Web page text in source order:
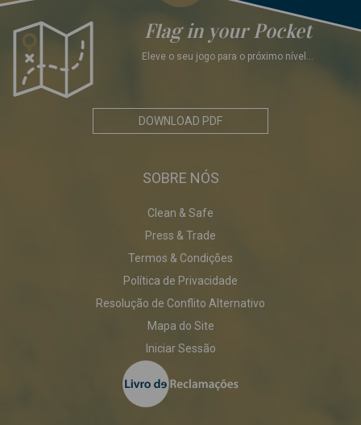
Flag in your Pocket
Eleve o seu jogo para o próximo nível...
DOWNLOAD PDF
SOBRE NÓS
Clean & Safe
Press & Trade
Termos & Condições
Política de Privacidade
Resolução de Conflito Alternativo
Mapa do Site
Iniciar Sessão